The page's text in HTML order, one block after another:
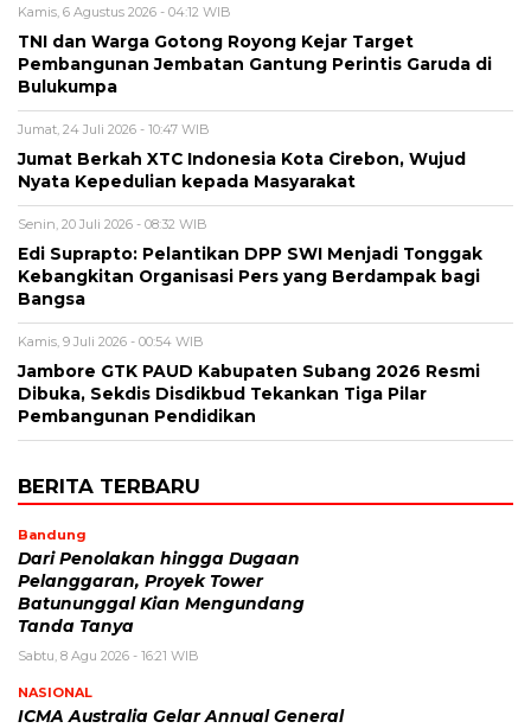
Kamis, 6 Agustus 2026 - 04:12 WIB
TNI dan Warga Gotong Royong Kejar Target
Pembangunan Jembatan Gantung Perintis Garuda di
Bulukumpa
Jumat, 24 Juli 2026 - 10:47 WIB
Jumat Berkah XTC Indonesia Kota Cirebon, Wujud
Nyata Kepedulian kepada Masyarakat
Senin, 20 Juli 2026 - 08:32 WIB
Edi Suprapto: Pelantikan DPP SWI Menjadi Tonggak
Kebangkitan Organisasi Pers yang Berdampak bagi
Bangsa
Kamis, 9 Juli 2026 - 00:54 WIB
Jambore GTK PAUD Kabupaten Subang 2026 Resmi
Dibuka, Sekdis Disdikbud Tekankan Tiga Pilar
Pembangunan Pendidikan
BERITA TERBARU
Bandung
Dari Penolakan hingga Dugaan
Pelanggaran, Proyek Tower
Batununggal Kian Mengundang
Tanda Tanya
Sabtu, 8 Agu 2026 - 16:21 WIB
NASIONAL
ICMA Australia Gelar Annual General